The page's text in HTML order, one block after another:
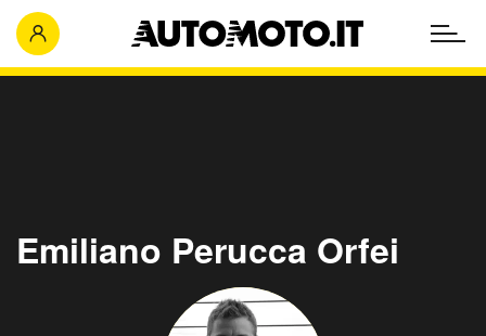
Emiliano Perucca Orfei